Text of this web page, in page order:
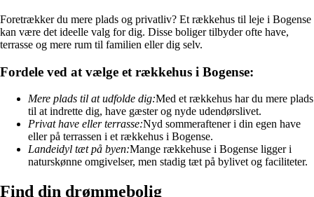
Foretrækker du mere plads og privatliv? Et rækkehus til leje i Bogense
kan være det ideelle valg for dig. Disse boliger tilbyder ofte have,
terrasse og mere rum til familien eller dig selv.
Fordele ved at vælge et rækkehus i Bogense:
Mere plads til at udfolde dig:Med et rækkehus har du mere plads
til at indrette dig, have gæster og nyde udendørslivet.
Privat have eller terrasse:Nyd sommeraftener i din egen have
eller på terrassen i et rækkehus i Bogense.
Landeidyl tæt på byen:Mange rækkehuse i Bogense ligger i
naturskønne omgivelser, men stadig tæt på bylivet og faciliteter.
Find din drømmebolig